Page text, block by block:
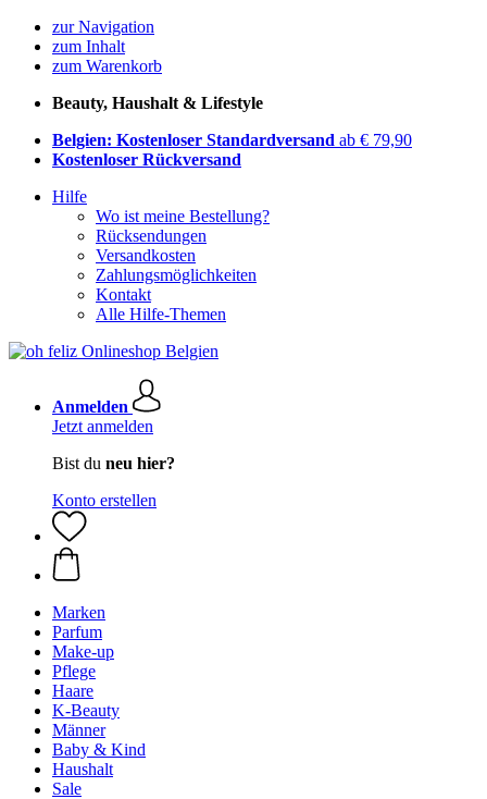
zur Navigation
zum Inhalt
zum Warenkorb
Beauty, Haushalt & Lifestyle
Belgien: Kostenloser Standardversand ab € 79,90
Kostenloser Rückversand
Hilfe
Wo ist meine Bestellung?
Rücksendungen
Versandkosten
Zahlungsmöglichkeiten
Kontakt
Alle Hilfe-Themen
Anmelden
Jetzt anmelden
Bist du neu hier?
Konto erstellen
Marken
Parfum
Make-up
Pflege
Haare
K-Beauty
Männer
Baby & Kind
Haushalt
Sale